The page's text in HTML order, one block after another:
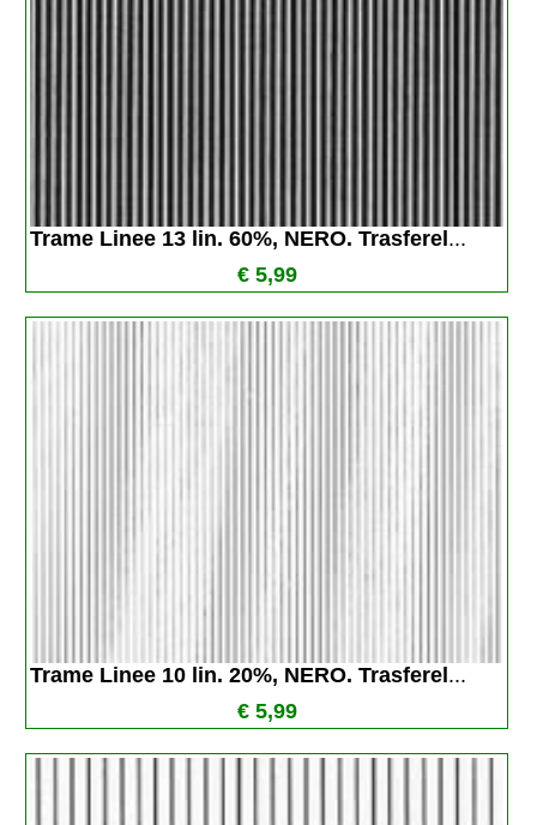
Trame Linee 13 lin. 60%, NERO. Trasferel ...
€ 5,99
Trame Linee 10 lin. 20%, NERO. Trasferel ...
€ 5,99